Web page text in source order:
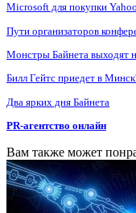
Microsoft для покупки
Пути организаторов
Монстры Байнета выходят
Билл Гейтс приедет в
Два ярких дня Байнета
PR-агентство онлайн
Вам также может